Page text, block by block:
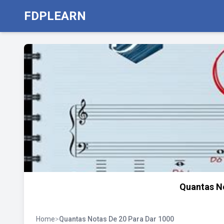
FDPLEARN
Quantas
Home>Quantas Notas De 20 Para Dar 1000